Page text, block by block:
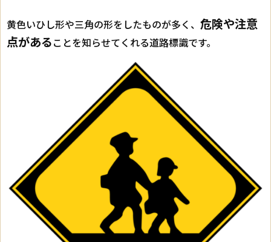
黄色いひし形や三角の形をしたものが多く、 危険や注意
点があることを知らせてくれる道路標識です。